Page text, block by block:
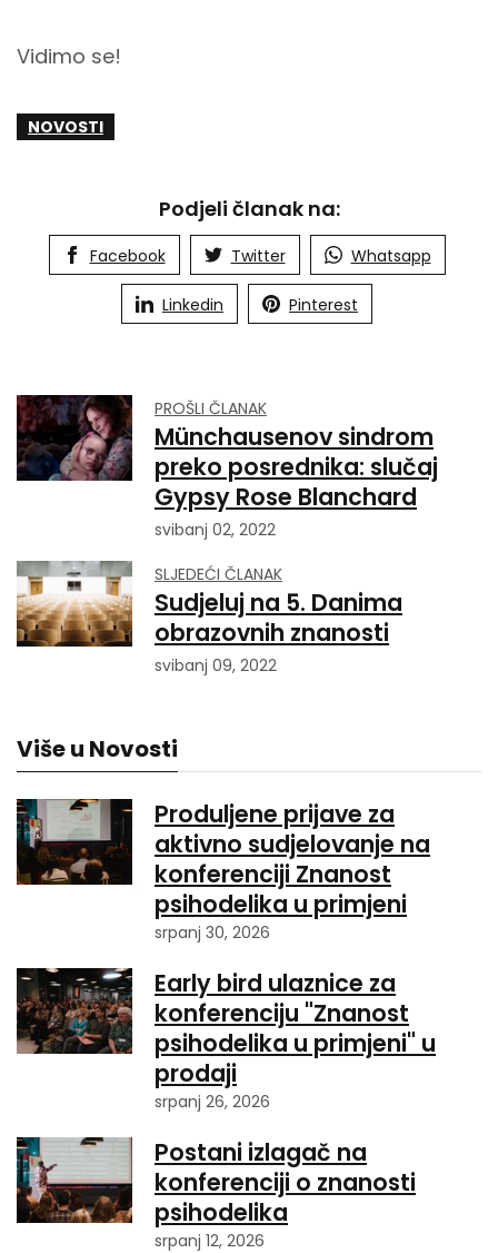
Vidimo se!
NOVOSTI
Podjeli članak na:
Facebook Twitter Whatsapp
Linkedin Pinterest
PROŠLI ČLANAK
Münchausenov sindrom
preko posrednika: slučaj
Gypsy Rose Blanchard
svibanj 02, 2022
SLJEDEĆI ČLANAK
Sudjeluj na 5. Danima
obrazovnih znanosti
svibanj 09, 2022
Više u Novosti
Produljene prijave za
aktivno sudjelovanje na
konferenciji Znanost
psihodelika u primjeni
srpanj 30, 2026
Early bird ulaznice za
konferenciju "Znanost
psihodelika u primjeni" u
prodaji
srpanj 26, 2026
Postani izlagač na
konferenciji o znanosti
psihodelika
srpanj 12, 2026